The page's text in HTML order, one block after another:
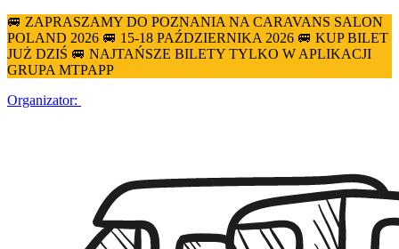
🚐 ZAPRASZAMY DO POZNANIA NA CARAVANS SALON
POLAND 2026 🚐 15-18 PAŹDZIERNIKA 2026 🚐 KUP BILET
JUŻ DZIŚ 🚐 NAJTAŃSZE BILETY TYLKO W APLIKACJI
GRUPA MTPAPP
Organizator: